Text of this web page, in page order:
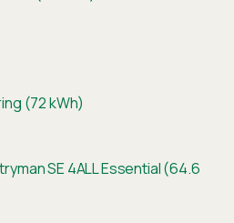
(72 kWh)
SE 4ALL Essential (64.6